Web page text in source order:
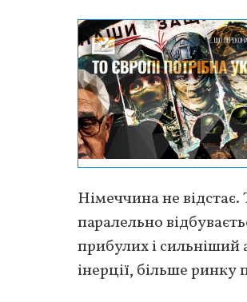
Німеччина не
паралельно
прибулих і сильніший
інерції, більше ринку